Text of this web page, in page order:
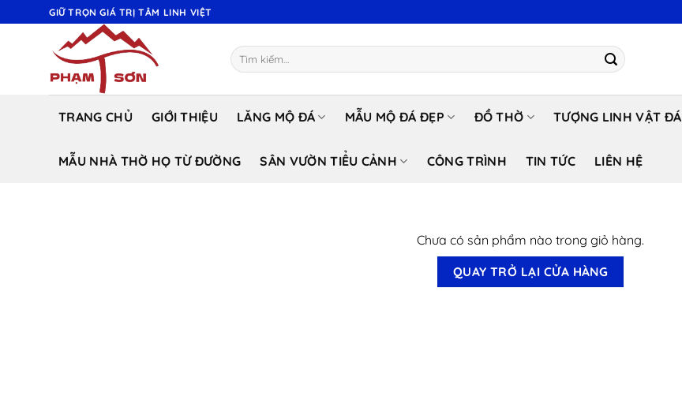
qua
GIỮ TRỌN GIÁ TRỊ TÂM LINH VIỆT
Tìm
kiếm:
TRANG CHỦ GIỚI THIỆU LĂNG MỘ ĐÁ MẪU MỘ ĐÁ ĐẸP ĐỒ THỜ TƯỢNG LINH VẬT ĐÁ
MẪU NHÀ THỜ HỌ TỪ ĐƯỜNG SÂN VƯỜN TIỂU CẢNH CÔNG TRÌNH TIN TỨC LIÊN HỆ
Chưa có sản phẩm nào trong giỏ hàng.
QUAY TRỞ LẠI CỬA HÀNG